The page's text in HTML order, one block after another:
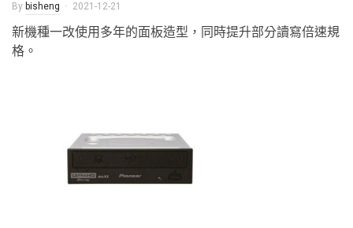
By bisheng 2021-12-21
新機種一改使用多年的面板造型，同時提升部分讀寫倍速規
格。